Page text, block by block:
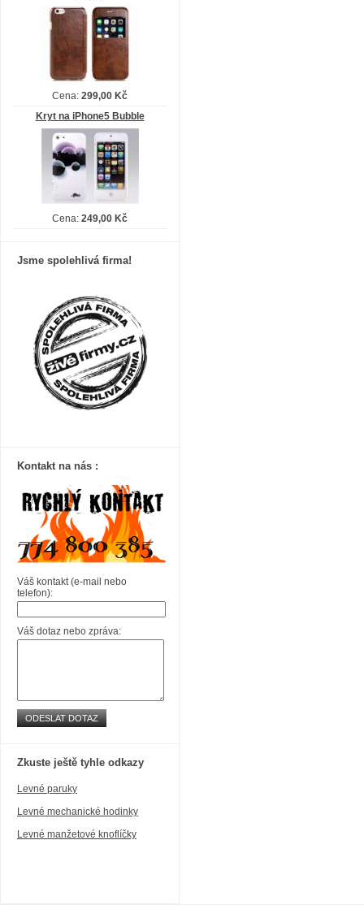
Cena: 299,00 Kč
Kryt na iPhone5 Bubble
Cena: 249,00 Kč
Jsme spolehlivá firma!
Kontakt na nás :
Váš kontakt (e-mail nebo
telefon):
Váš dotaz nebo zpráva:
ODESLAT DOTAZ
Zkuste ještě tyhle odkazy
Levné paruky
Levné mechanické hodinky
Levné manžetové knoflíčky